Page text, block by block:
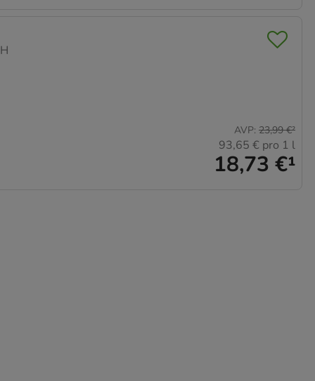
18,73 €¹
AVP: 23,99 €²
93,65 € pro 1 l